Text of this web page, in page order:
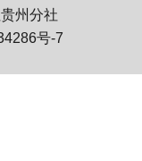
州分社
号-7